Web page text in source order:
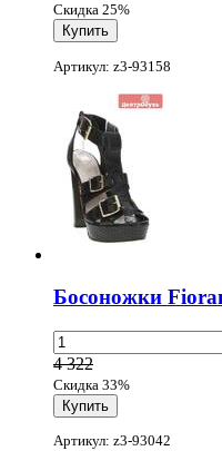
Скидка 25%
Артикул: z3-93158
Босоножки
4 322
Скидка 33%
Артикул: z3-93042